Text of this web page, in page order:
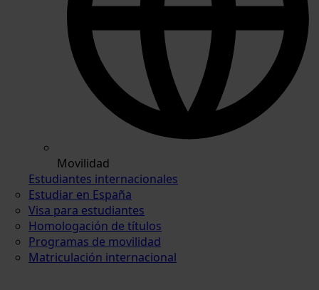
Movilidad
Estudiantes internacionales
Estudiar en España
Visa para estudiantes
Homologación de títulos
Programas de movilidad
Matriculación internacional